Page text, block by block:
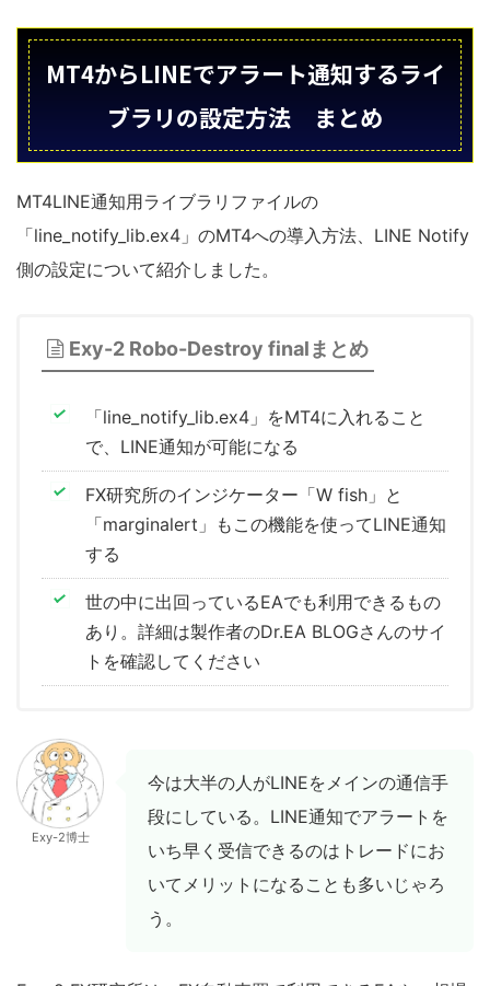
MT4からLINEでアラート通知するライ
ブラリの設定方法 まとめ
MT4LINE通知用ライブラリファイルの
「line_notify_lib.ex4」のMT4への導入方法、LINE Notify
側の設定について紹介しました。
Exy-2 Robo-Destroy finalまとめ
「line_notify_lib.ex4」をMT4に入れること
で、LINE通知が可能になる
FX研究所のインジケーター「W fish」と
「marginalert」もこの機能を使ってLINE通知
する
世の中に出回っているEAでも利用できるもの
あり。詳細は製作者のDr.EA BLOGさんのサイ
トを確認してください
Exy-2博士
今は大半の人がLINEをメインの通信手
段にしている。LINE通知でアラートを
いち早く受信できるのはトレードにお
いてメリットになることも多いじゃろ
う。